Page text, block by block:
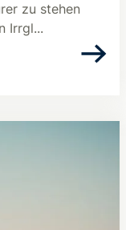
zu stehen
Irrgl...